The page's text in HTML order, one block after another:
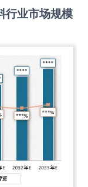
行业市场规模